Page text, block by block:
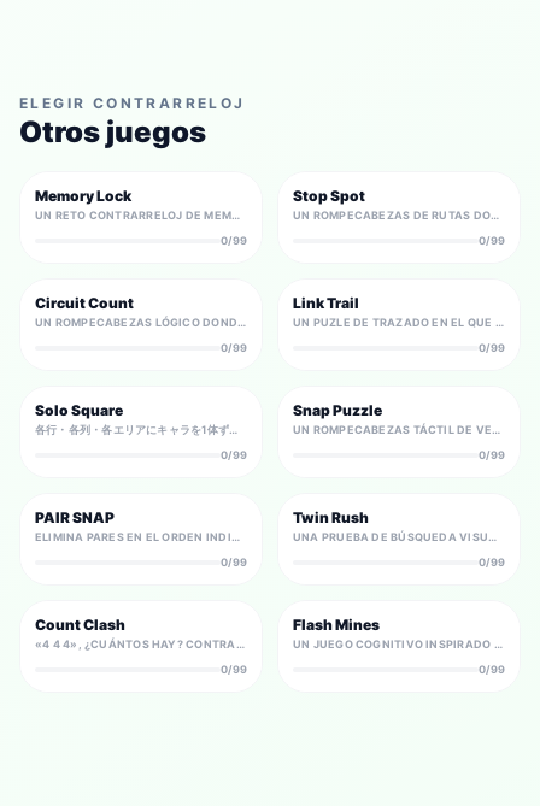
ELEGIR CONTRARRELOJ
Otros juegos
Memory Lock
UN RETO CONTRARRELOJ DE MEMORIA POR PAREJAS CON FLASHES DE 2 SEGUNDOS Y PENALIZACIONES POR FALLO.
0/99
Stop Spot
UN ROMPECABEZAS DE RUTAS DONDE NO PUEDES DETENERTE LIBREMENTE. DISEÑA PUNTOS DE PARADA, COMPLETA TODOS LOS SPOTS Y TERMINA DETENIÉNDOTE EN LA SALIDA.
0/99
Circuit Count
UN ROMPECABEZAS LÓGICO DONDE ELIGES SOLO LAS CONEXIONES NECESARIAS ENTRE MUCHAS LÍNEAS CANDIDATAS PARA CUMPLIR LOS NODOS NUMERADOS.
0/99
Link Trail
UN PUZLE DE TRAZADO EN EL QUE CONECTAS PAREJAS DEL MISMO PERSONAJE BRAINTYPE CON LÍNEAS QUE NUNCA SE CRUZAN.
0/99
Solo Square
各行・各列・各エリアにキャラを1体ずつ。となり合わせ禁止の消去法で唯一の配置を導くロジックパズル。
0/99
Snap Puzzle
UN ROMPECABEZAS TÁCTIL DE VELOCIDAD. MUEVE, ROTA Y ENCAJA PIEZAS: TU INTUICIÓN Y CONTROL SE CONVIERTEN EN TU TIEMPO.
0/99
PAIR SNAP
ELIMINA PARES EN EL ORDEN INDICADO: VELOCIDAD Y MEMORIA MARCAN TU TIEMPO.
0/99
Twin Rush
UNA PRUEBA DE BÚSQUEDA VISUAL DONDE DEBES DETECTAR AL INSTANTE LA ÚNICA PAREJA IDÉNTICA ESCONDIDA ENTRE MUCHOS ICONOS.
0/99
Count Clash
«4 4 4», ¿CUÁNTOS HAY? CONTRARRELOJ DE STROOP DE CONTEO: REPRIME LA LECTURA DEL DÍGITO Y RESPONDE CON LA CANTIDAD.
0/99
Flash Mines
UN JUEGO COGNITIVO INSPIRADO EN EL BUSCAMINAS, TREPIDANTE, DONDE LOS NÚMEROS APARECEN SOLO UN INSTANTE. MEMORIZA LAS PISTAS, DEDUCE CASILLAS SEGURAS Y LIMPIA EL TABLERO.
0/99